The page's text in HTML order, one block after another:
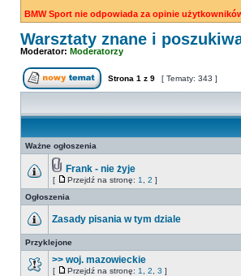
BMW Sport nie odpowiada za opinie
Warsztaty znane i
Moderator: Moderatorzy
Strona 1 z 9 [ Tematy: 343 ]
Ważne ogłoszenia
Frank - nie żyje
[ Przejdź na stronę: 1 2 ]
Ogłoszenia
Zasady pisania w tym dziale
Przyklejone
>> woj. mazowieckie
[ Przejdź na stronę: 1 2 3 ]